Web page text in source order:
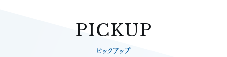
PICKUP
ピックアップ